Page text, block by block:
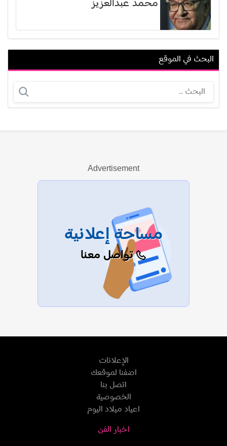
محمد عبدالعزيز
جريج سيرانو
عرض الكل
البحث في الموقع
Advertisement
مساحة إعلانية
تواصل معنا
الإعلانات
اضفنا لموقعك
اتصل بنا
الخصوصية
اعياد ميلاد اليوم
اخبار الفن